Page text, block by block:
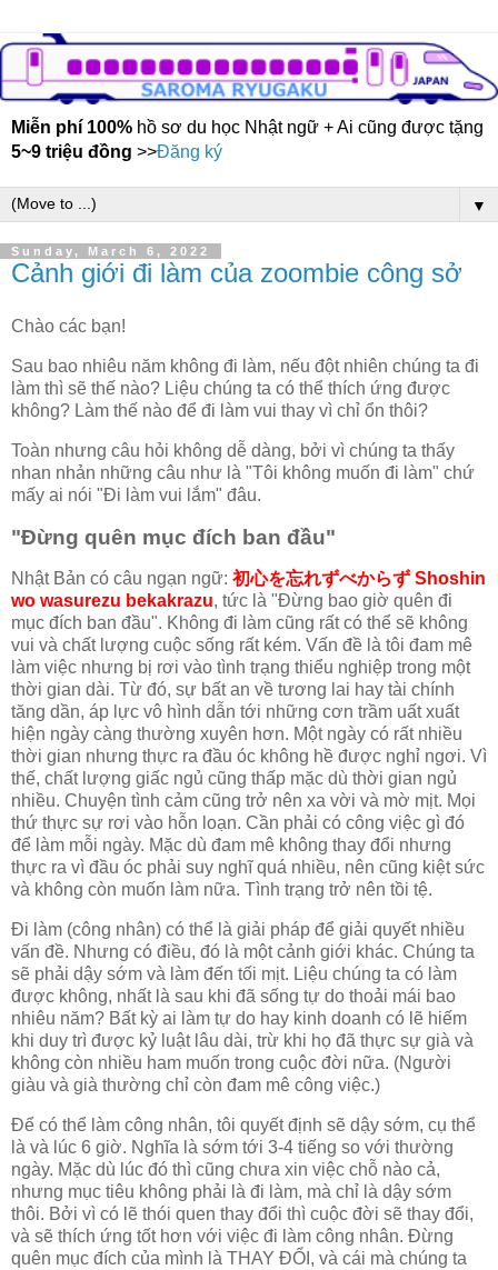
Miễn phí 100% hồ sơ du học Nhật ngữ + Ai cũng được tặng
5~9 triệu đồng >>Đăng ký
▼
Sunday, March 6, 2022
Cảnh giới đi làm của zoombie công sở
Chào các bạn!
Sau bao nhiêu năm không đi làm, nếu đột nhiên chúng ta đi
làm thì sẽ thế nào? Liệu chúng ta có thể thích ứng được
không? Làm thế nào để đi làm vui thay vì chỉ ổn thôi?
Toàn nhưng câu hỏi không dễ dàng, bởi vì chúng ta thấy
nhan nhản những câu như là "Tôi không muốn đi làm" chứ
mấy ai nói "Đi làm vui lắm" đâu.
"Đừng quên mục đích ban đầu"
Nhật Bản có câu ngạn ngữ: 初心を忘れずべからず Shoshin
wo wasurezu bekakrazu, tức là "Đừng bao giờ quên đi
mục đích ban đầu". Không đi làm cũng rất có thể sẽ không
vui và chất lượng cuộc sống rất kém. Vấn đề là tôi đam mê
làm việc nhưng bị rơi vào tình trạng thiểu nghiệp trong một
thời gian dài. Từ đó, sự bất an về tương lai hay tài chính
tăng dần, áp lực vô hình dẫn tới những cơn trầm uất xuất
hiện ngày càng thường xuyên hơn. Một ngày có rất nhiều
thời gian nhưng thực ra đầu óc không hề được nghỉ ngơi. Vì
thế, chất lượng giấc ngủ cũng thấp mặc dù thời gian ngủ
nhiều. Chuyện tình cảm cũng trở nên xa vời và mờ mịt. Mọi
thứ thực sự rơi vào hỗn loạn. Cần phải có công việc gì đó
để làm mỗi ngày. Mặc dù đam mê không thay đổi nhưng
thực ra vì đầu óc phải suy nghĩ quá nhiều, nên cũng kiệt sức
và không còn muốn làm nữa. Tình trạng trở nên tồi tệ.
Đi làm (công nhân) có thể là giải pháp để giải quyết nhiều
vấn đề. Nhưng có điều, đó là một cảnh giới khác. Chúng ta
sẽ phải dậy sớm và làm đến tối mịt. Liệu chúng ta có làm
được không, nhất là sau khi đã sống tự do thoải mái bao
nhiêu năm? Bất kỳ ai làm tự do hay kinh doanh có lẽ hiếm
khi duy trì được kỷ luật lâu dài, trừ khi họ đã thực sự già và
không còn nhiều ham muốn trong cuộc đời nữa. (Người
giàu và già thường chỉ còn đam mê công việc.)
Để có thể làm công nhân, tôi quyết định sẽ dậy sớm, cụ thể
là và lúc 6 giờ. Nghĩa là sớm tới 3-4 tiếng so với thường
ngày. Mặc dù lúc đó thì cũng chưa xin việc chỗ nào cả,
nhưng mục tiêu không phải là đi làm, mà chỉ là dậy sớm
thôi. Bởi vì có lẽ thói quen thay đổi thì cuộc đời sẽ thay đổi,
và sẽ thích ứng tốt hơn với việc đi làm công nhân. Đừng
quên mục đích của mình là THAY ĐỔI, và cái mà chúng ta